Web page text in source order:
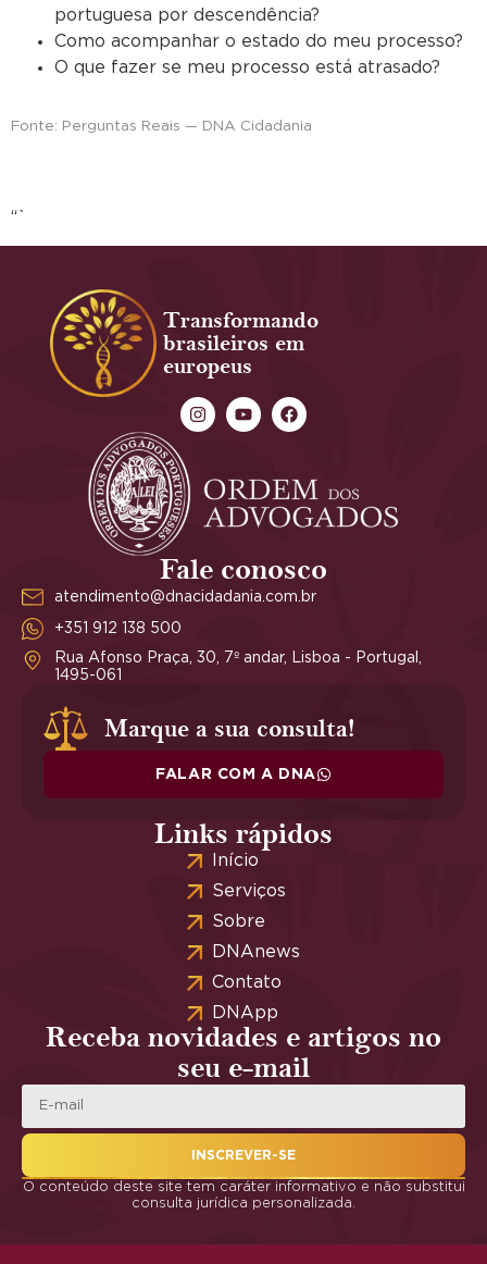
portuguesa por descendência?
Como acompanhar o estado do meu processo?
O que fazer se meu processo está atrasado?
Fonte: Perguntas Reais — DNA Cidadania
“`
Transformando
brasileiros em
europeus
Fale conosco
atendimento@dnacidadania.com.br
+351 912 138 500
Rua Afonso Praça, 30, 7º andar, Lisboa - Portugal,
1495-061
Marque a sua consulta!
FALAR COM A DNA
Links rápidos
Início
Serviços
Sobre
DNAnews
Contato
DNApp
Receba novidades e artigos no
seu e-mail
INSCREVER-SE
O conteúdo deste site tem caráter informativo e não substitui
consulta jurídica personalizada.